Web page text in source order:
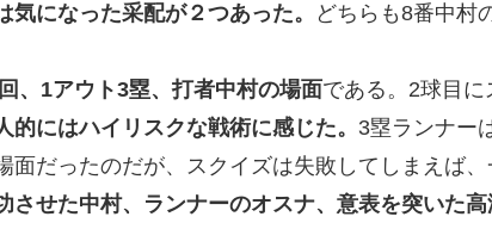
気になった采配が２つあった。
どちらも8番中村
、1アウト3塁、打者中村の場面である。2球目
的にはハイリスクな戦術に感じた。 3塁ランナー
面だったのだが、スクイズは失敗してしまえば
させた中村、ランナーのオスナ、意表を突いた